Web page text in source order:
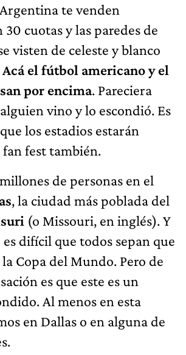
te venden
30 cuotas y las paredes de
visten de celeste y blanco
Acá el fútbol americano y el
por encima. Pareciera
vino y lo escondió. Es
los estadios estarán
fest también.
de personas en el
, la ciudad más poblada del
(o Missouri, en inglés). Y
difícil que todos sepan que
Copa del Mundo. Pero de
es que este es un
Al menos en esta
en Dallas o en alguna de